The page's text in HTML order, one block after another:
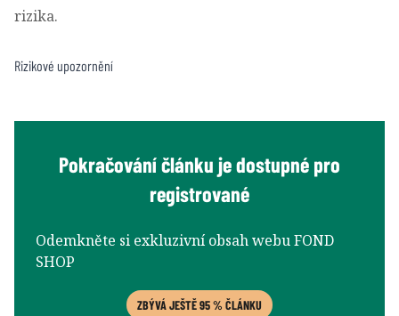
rizika.
Rizikové upozornění
Pokračování článku je dostupné pro
registrované
Odemkněte si exkluzivní obsah webu FOND
SHOP
ZBÝVÁ JEŠTĚ 95 % ČLÁNKU